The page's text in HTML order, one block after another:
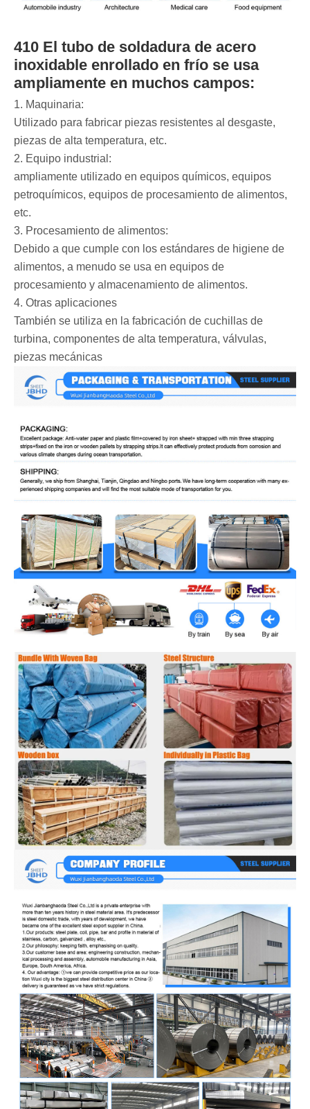
410 El tubo de soldadura de acero
inoxidable enrollado en frío se usa
ampliamente en muchos campos:
1. Maquinaria:
Utilizado para fabricar piezas resistentes al desgaste,
piezas de alta temperatura, etc.
2. Equipo industrial:
ampliamente utilizado en equipos químicos, equipos
petroquímicos, equipos de procesamiento de alimentos,
etc.
3. Procesamiento de alimentos:
Debido a que cumple con los estándares de higiene de
alimentos, a menudo se usa en equipos de
procesamiento y almacenamiento de alimentos.
4. Otras aplicaciones
También se utiliza en la fabricación de cuchillas de
turbina, componentes de alta temperatura, válvulas,
piezas mecánicas